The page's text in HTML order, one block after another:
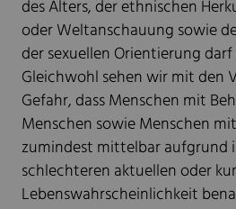
des Alters, der ethnischen
oder Weltanschauung sowie
der sexuellen Orientierung
Gleichwohl sehen wir mit den
Gefahr, dass Menschen mit
Menschen sowie Menschen
zumindest mittelbar aufgrund
schlechteren aktuellen oder
Lebenswahrscheinlichkeit